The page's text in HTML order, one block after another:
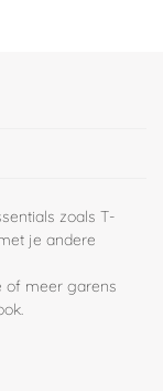
zoals T-
je andere
of meer garens